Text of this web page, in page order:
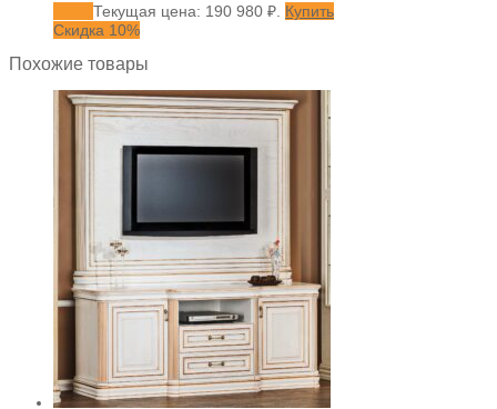
Текущая цена: 190 980 ₽. Купить
Скидка 10%
Похожие товары